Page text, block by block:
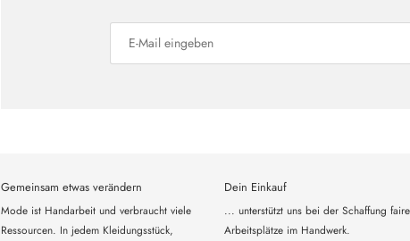
Gemeinsam etwas verändern
Mode ist Handarbeit und verbraucht viele
Ressourcen. In jedem Kleidungsstück,
Dein Einkauf
... unterstützt uns bei der Schaffung
Arbeitsplätze im Handwerk.